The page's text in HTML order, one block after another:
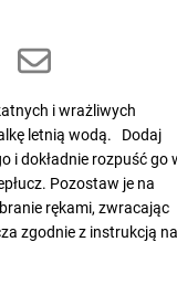
i wrażliwych
letnią wodą. Dodaj
i dokładnie rozpuść go
Pozostaw je na
rękami, zwracając
zgodnie z instrukcją na